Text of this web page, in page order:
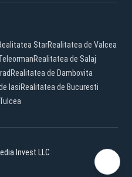
StarRealitatea de Valcea
Realitatea de Salaj
Realitatea de Dambovita
IasiRealitatea de Bucuresti
Invest LLC